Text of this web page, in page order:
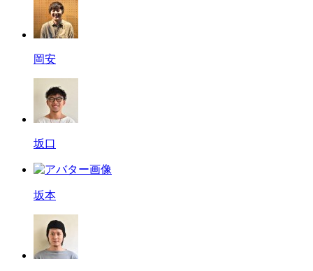
岡安
坂口
坂本